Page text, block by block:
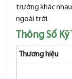
trường khác
ngoài trời.
Thông Số
Thương hiệu